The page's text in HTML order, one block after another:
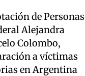
de Personas
Alejandra
Colombo,
a víctimas
en Argentina